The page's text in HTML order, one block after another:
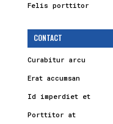
Felis porttitor
CONTACT
Curabitur arcu
Erat accumsan
Id imperdiet et
Porttitor at